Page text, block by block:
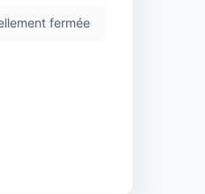
fermée